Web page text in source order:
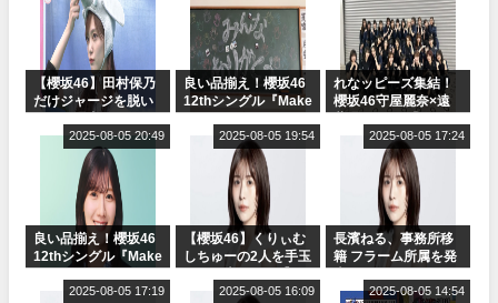
【櫻坂46】田村保乃
だけジャージを脱い
良い品揃え！櫻坂46
12thシングル『Make
ャルグッズ絶賛販売
れなッピーズ集結！
櫻坂46守屋麗奈×遠
ット！」水曜スタジ
オ出演決定
良い品揃え！櫻坂46
12thシングル『Make
ャルグッズ絶賛販売
2025-08-05 20:49
【櫻坂46】くりぃむ
しちゅーの2人を手玉
りぃむナンタラ】
2025-08-05 19:54
長濱ねる、事務所移
籍 フラーム所属を発
2025-08-05 17:24
2025-08-05 17:19 2025-08-05 16:09 2025-08-05 14:54